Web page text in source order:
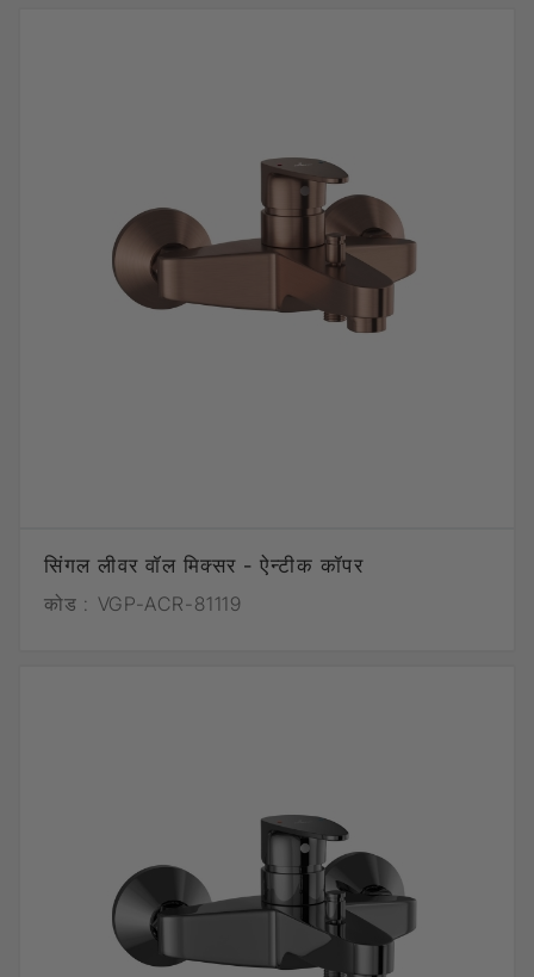
सिंगल लीवर वॉल मिक्सर - ऐन्टीक कॉपर
कोड : VGP-ACR-81119